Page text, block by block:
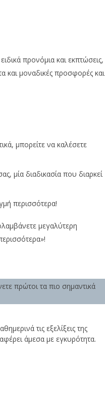
προνόμια και εκπτώσεις,
και μοναδικές προσφορές και
μπορείτε να καλέσετε
μία διαδικασία που διαρκεί
περισσότερα!
μεγαλύτερη
πρώτοι τα πιο σημαντικά
τις εξελίξεις της
άμεσα με εγκυρότητα.